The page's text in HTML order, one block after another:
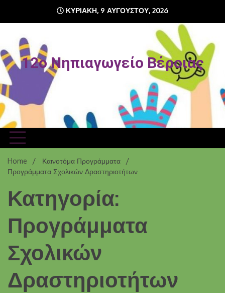
content
ΚΥΡΙΑΚΉ, 9 ΑΥΓΟΎΣΤΟΥ, 2026
12o Νηπιαγωγείο Βέροιας
Home
Καινοτόμα Προγράμματα
Προγράμματα Σχολικών Δραστηριοτήτων
Κατηγορία:
Προγράμματα
Σχολικών
Δραστηριοτήτων